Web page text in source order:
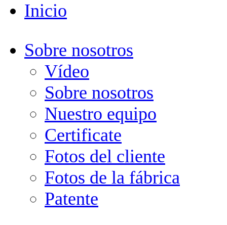
Inicio
Sobre nosotros
Vídeo
Sobre nosotros
Nuestro equipo
Certificate
Fotos del cliente
Fotos de la fábrica
Patente